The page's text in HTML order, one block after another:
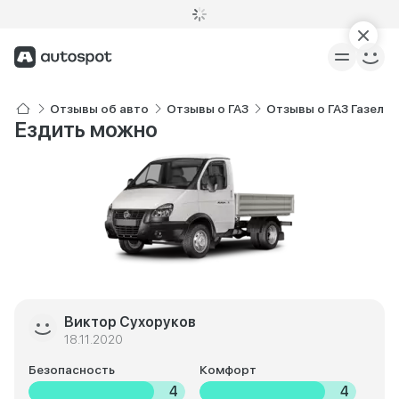
Отзывы об авто Отзывы о ГАЗ Отзывы о ГАЗ Газель
Ездить можно
Виктор Сухоруков
18.11.2020
Безопасность
4
Комфорт
4